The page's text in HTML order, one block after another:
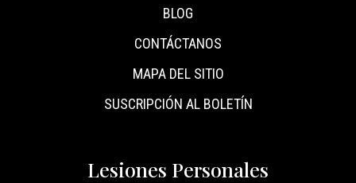
BLOG
CONTÁCTANOS
MAPA DEL SITIO
SUSCRIPCIÓN AL BOLETÍN
Lesiones Personales